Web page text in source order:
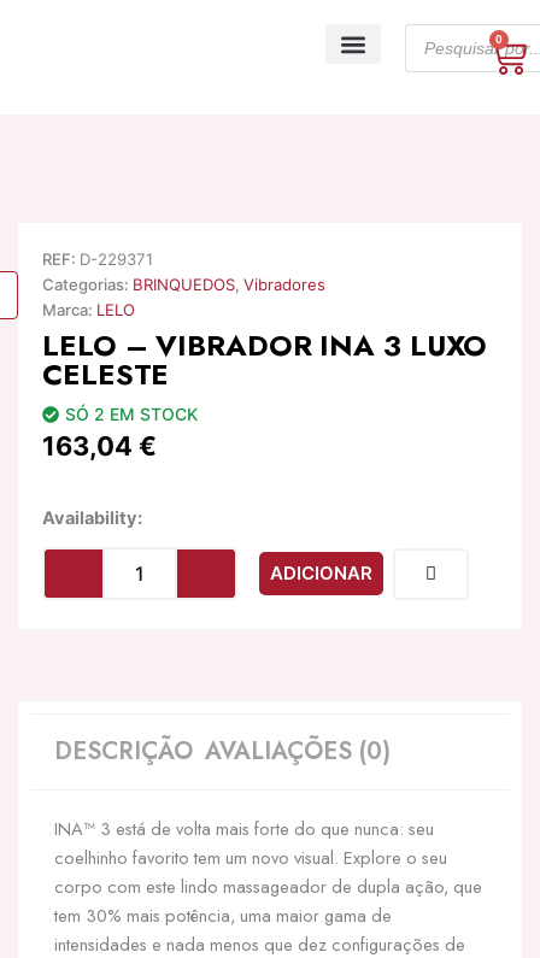
search
0
REF: D-229371
Categorias: BRINQUEDOS, Vibradores
Marca: LELO
LELO – VIBRADOR INA 3 LUXO
CELESTE
SÓ 2 EM STOCK
163,04 €
Availability:Quantidade
LELO
ADICIONAR
DESCRIÇÃO AVALIAÇÕES (0)
INA™ 3 está de volta mais forte do que nunca: seu
coelhinho favorito tem um novo visual. Explore o seu
corpo com este lindo massageador de dupla ação, que
tem 30% mais potência, uma maior gama de
intensidades e nada menos que dez configurações de